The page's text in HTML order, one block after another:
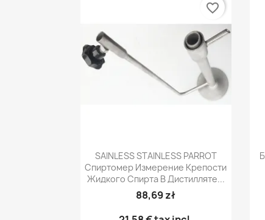
 Быстрый просмотр
SAINLESS STAINLESS PARROT
Спиртомер Измерение Крепости
Жидкого Спирта В Дистилляте...
88,69 zł
favorite_border